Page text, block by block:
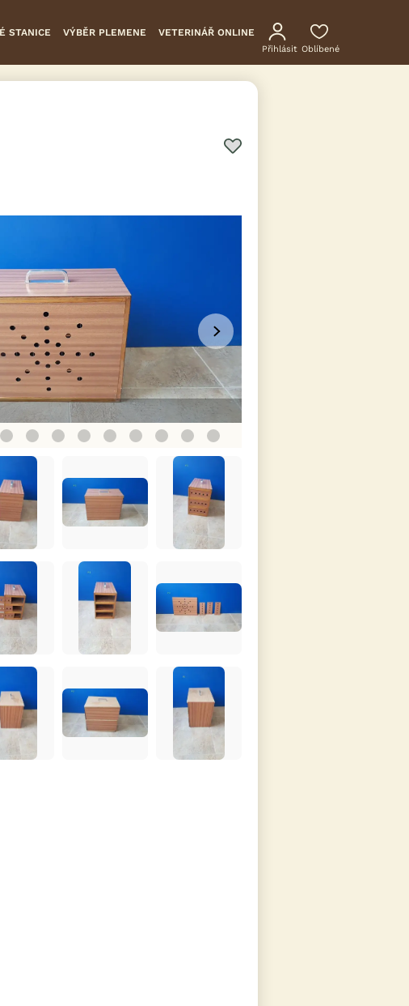
STANICE VÝBĚR PLEMENE VETERINÁŘ ONLINE
Přihlásit Oblíbené